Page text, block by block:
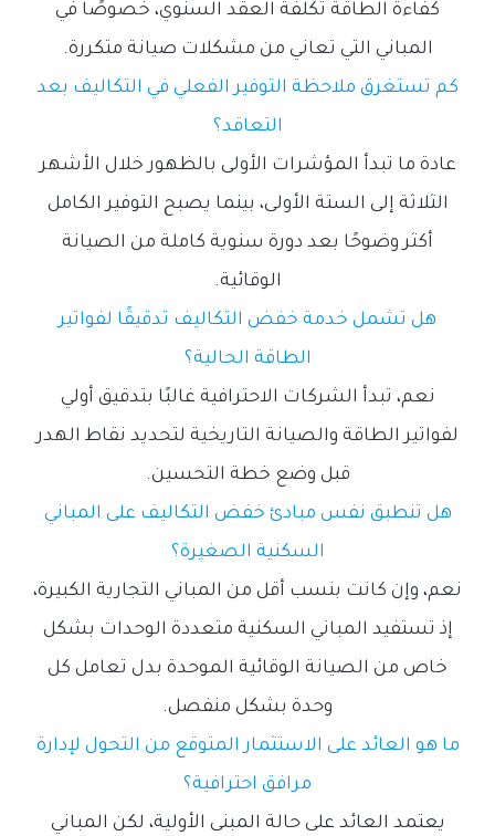
كفاءة الطاقة تكلفة العقد السنوي، خصوصًا في
المباني التي تعاني من مشكلات صيانة متكررة.
كم تستغرق ملاحظة التوفير الفعلي في التكاليف بعد
التعاقد؟
عادة ما تبدأ المؤشرات الأولى بالظهور خلال الأشهر
الثلاثة إلى الستة الأولى، بينما يصبح التوفير الكامل
أكثر وضوحًا بعد دورة سنوية كاملة من الصيانة
الوقائية.
هل تشمل خدمة خفض التكاليف تدقيقًا لفواتير
الطاقة الحالية؟
نعم، تبدأ الشركات الاحترافية غالبًا بتدقيق أولي
لفواتير الطاقة والصيانة التاريخية لتحديد نقاط الهدر
قبل وضع خطة التحسين.
هل تنطبق نفس مبادئ خفض التكاليف على المباني
السكنية الصغيرة؟
نعم، وإن كانت بنسب أقل من المباني التجارية الكبيرة،
إذ تستفيد المباني السكنية متعددة الوحدات بشكل
خاص من الصيانة الوقائية الموحدة بدل تعامل كل
وحدة بشكل منفصل.
ما هو العائد على الاستثمار المتوقع من التحول لإدارة
مرافق احترافية؟
يعتمد العائد على حالة المبنى الأولية، لكن المباني